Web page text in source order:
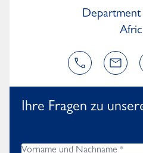
Department
Ihre Fragen zu